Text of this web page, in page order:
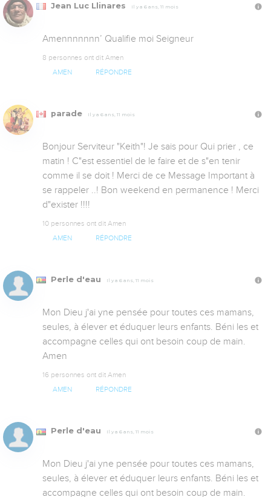
Jean Luc Llinares Il y a 6 ans, 11 mois
Amennnnnnn’ Qualifie moi Seigneur
8 personnes ont dit Amen
AMEN RÉPONDRE
parade Il y a 6 ans, 11 mois
Bonjour Serviteur "Keith"! Je sais pour Qui prier , ce
matin ! C"est essentiel de le faire et de s"en tenir
comme il se doit ! Merci de ce Message Important à
se rappeler ..! Bon weekend en permanence ! Merci
d"exister !!!!
10 personnes ont dit Amen
AMEN RÉPONDRE
Perle d'eau Il y a 6 ans, 11 mois
Mon Dieu j'ai yne pensée pour toutes ces mamans,
seules, à élever et éduquer leurs enfants. Béni les et
accompagne celles qui ont besoin coup de main.
Amen
16 personnes ont dit Amen
AMEN RÉPONDRE
Perle d'eau Il y a 6 ans, 11 mois
Mon Dieu j'ai yne pensée pour toutes ces mamans,
seules, à élever et éduquer leurs enfants. Béni les et
accompagne celles qui ont besoin coup de main.